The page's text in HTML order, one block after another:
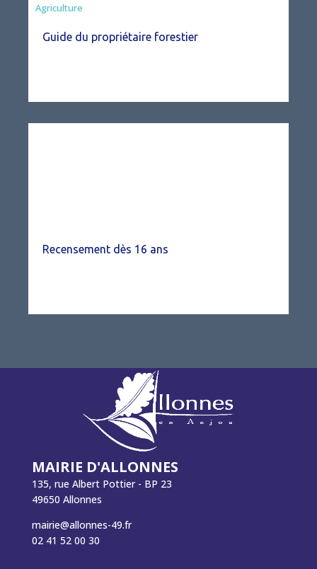
Agriculture
Guide du propriétaire forestier
Recensement dès 16 ans
MAIRIE D'ALLONNES
135, rue Albert Pottier - BP 23
49650 Allonnes
mairie@allonnes-49.fr
02 41 52 00 30